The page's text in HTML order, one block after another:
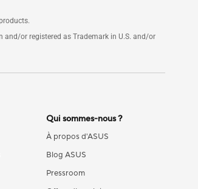
or registered as Trademark in U.S. and/or
Qui sommes-nous ?
À propos d'ASUS
Blog ASUS
Pressroom